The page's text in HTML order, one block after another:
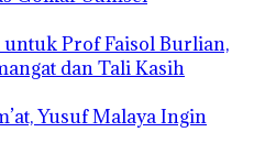
Prof Faisol Burlian,
dan Tali Kasih
Yusuf Malaya Ingin